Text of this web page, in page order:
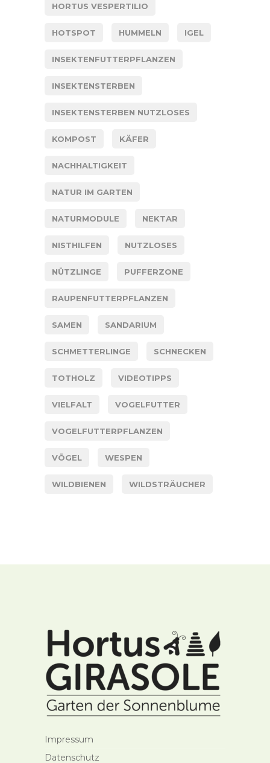
HORTUS VESPERTILIO
HOTSPOT HUMMELN IGEL
INSEKTENFUTTERPFLANZEN
INSEKTENSTERBEN
INSEKTENSTERBEN NUTZLOSES
KOMPOST KÄFER
NACHHALTIGKEIT
NATUR IM GARTEN
NATURMODULE NEKTAR
NISTHILFEN NUTZLOSES
NÜTZLINGE PUFFERZONE
RAUPENFUTTERPFLANZEN
SAMEN SANDARIUM
SCHMETTERLINGE SCHNECKEN
TOTHOLZ VIDEOTIPPS
VIELFALT VOGELFUTTER
VOGELFUTTERPFLANZEN
VÖGEL WESPEN
WILDBIENEN WILDSTRÄUCHER
Impressum
Datenschutz